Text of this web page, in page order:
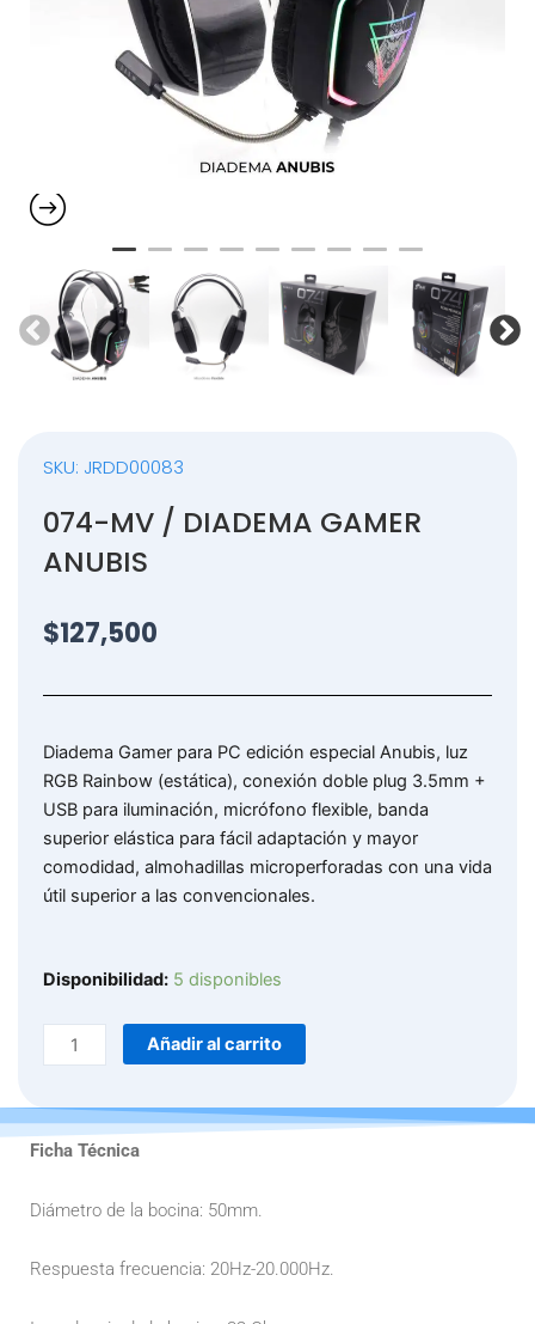
SKU: JRDD00083
074-MV / DIADEMA GAMER
ANUBIS
$127,500
Diadema Gamer para PC edición especial Anubis, luz
RGB Rainbow (estática), conexión doble plug 3.5mm +
USB para iluminación, micrófono flexible, banda
superior elástica para fácil adaptación y mayor
comodidad, almohadillas microperforadas con una vida
útil superior a las convencionales.
Disponibilidad: 5 disponibles
074-
DIADEMA
ANUBIS
cantidad
Añadir al carrito
Ficha Técnica
Diámetro de la bocina: 50mm.
Respuesta frecuencia: 20Hz-20.000Hz.